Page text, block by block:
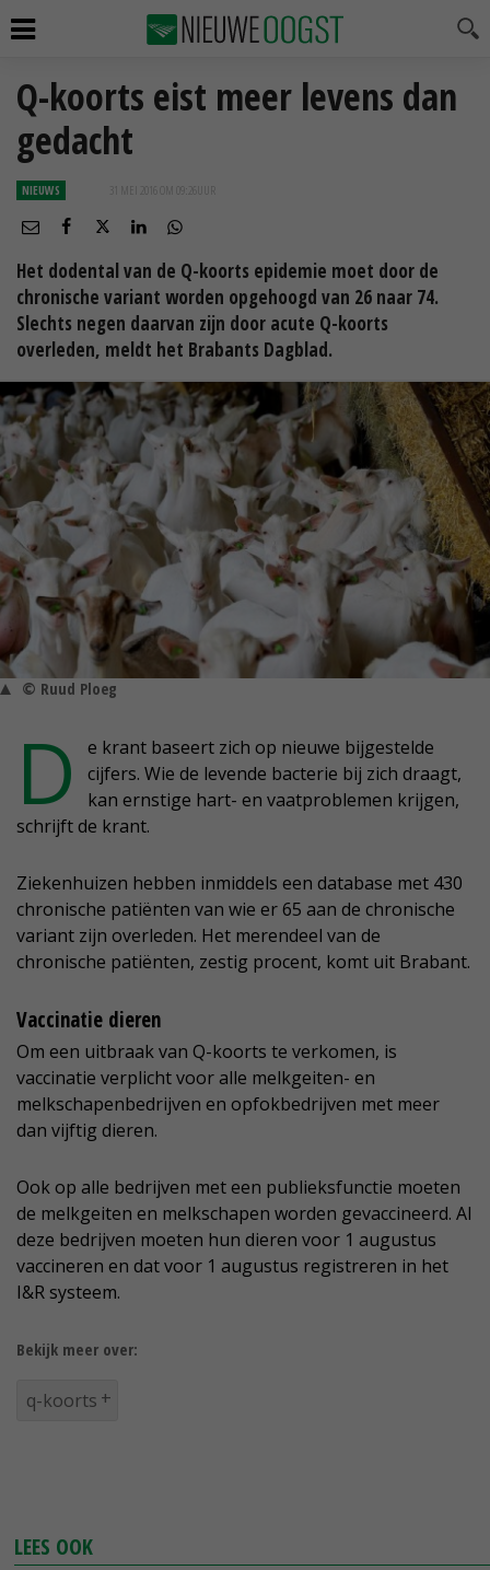
Q-koorts eist meer levens dan
gedacht
NIEUWS 31 MEI 2016 OM 09:26
Het dodental van de Q-koorts epidemie moet door de
chronische variant worden opgehoogd van 26 naar 74.
Slechts negen daarvan zijn door acute Q-koorts
overleden, meldt het Brabants Dagblad.
© Ruud Ploeg
D
e krant baseert zich op nieuwe bijgestelde
cijfers. Wie de levende bacterie bij zich draagt,
kan ernstige hart- en vaatproblemen krijgen,
schrijft de krant.
Ziekenhuizen hebben inmiddels een database met 430
chronische patiënten van wie er 65 aan de chronische
variant zijn overleden. Het merendeel van de
chronische patiënten, zestig procent, komt uit Brabant.
Vaccinatie dieren
Om een uitbraak van Q-koorts te verkomen, is
vaccinatie verplicht voor alle melkgeiten- en
melkschapenbedrijven en opfokbedrijven met meer
dan vijftig dieren.
Ook op alle bedrijven met een publieksfunctie moeten
de melkgeiten en melkschapen worden gevaccineerd. Al
deze bedrijven moeten hun dieren voor 1 augustus
vaccineren en dat voor 1 augustus registreren in het
I&R systeem.
Bekijk meer over:
q-koorts
LEES OOK